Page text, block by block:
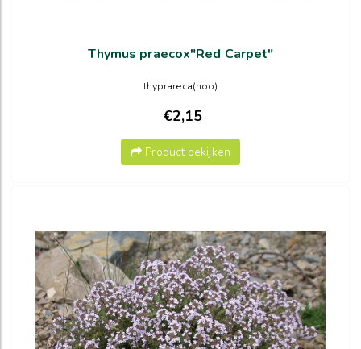
Thymus praecox"Red Carpet"
thyprareca(noo)
€2,15
Product bekijken